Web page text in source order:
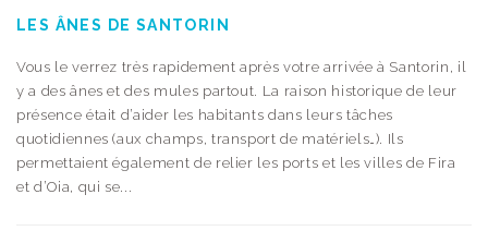
LES ÂNES DE SANTORIN
Vous le verrez très rapidement après votre arrivée à Santorin, il
y a des ânes et des mules partout. La raison historique de leur
présence était d’aider les habitants dans leurs tâches
quotidiennes (aux champs, transport de matériels…). Ils
permettaient également de relier les ports et les villes de Fira
et d’Oia, qui se...